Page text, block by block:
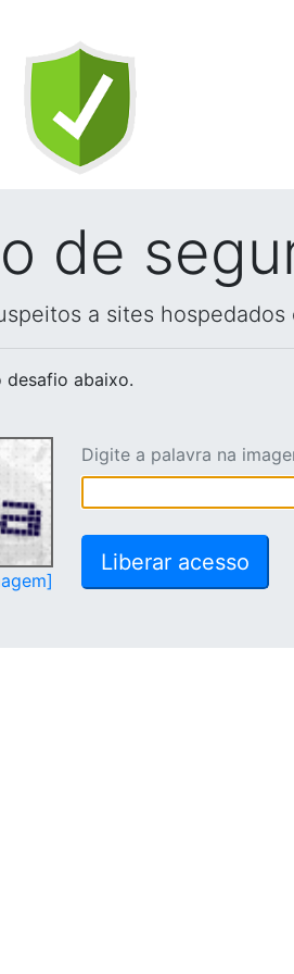
de
a sites hospedados
desafio abaixo.
Digite a palavra na